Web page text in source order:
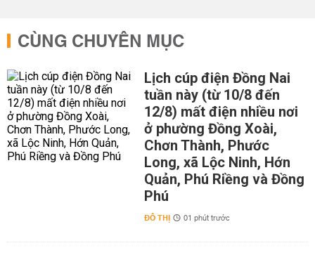
CÙNG CHUYÊN MỤC
Lịch cúp điện Đồng Nai
tuần này (từ 10/8 đến
12/8) mất điện nhiều nơi
ở phường Đồng Xoài,
Chơn Thành, Phước
Long, xã Lộc Ninh, Hớn
Quản, Phú Riềng và Đồng
Phú
ĐÔ THỊ 01 phút trước